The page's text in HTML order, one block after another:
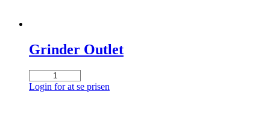
Grinder Outlet
Grinder
Outlet
Login for at se prisen